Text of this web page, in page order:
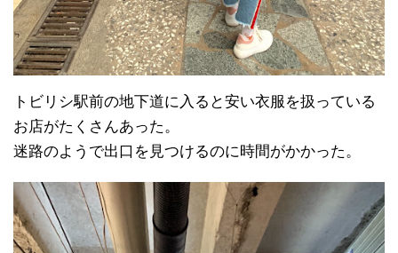
トビリシ駅前の地下道に入ると安い衣服を扱っている
お店がたくさんあった。
迷路のようで出口を見つけるのに時間がかかった。